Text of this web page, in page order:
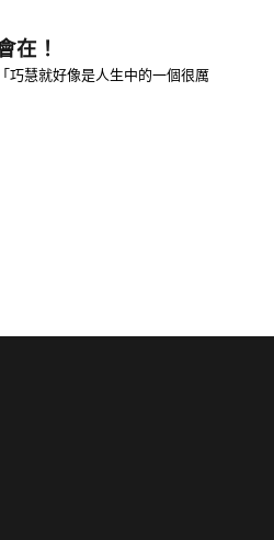
在！
巧慧就好像是人生中的一個很厲